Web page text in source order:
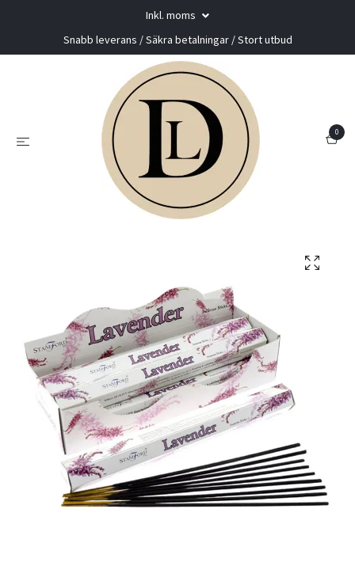
Inkl. moms
Snabb leverans / Säkra betalningar / Stort utbud
0